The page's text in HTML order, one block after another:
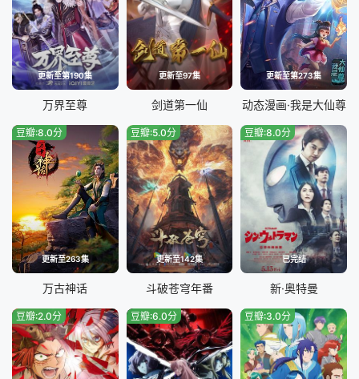
暂无观看影片的记录
更新至第190集
万界至尊
更新至97集
剑道第一仙
更新至第273集
动态漫画·我是大仙尊
更新至263集
豆瓣:8.0分
万古神话
更新至142集
豆瓣:5.0分
斗破苍穹年番
已完结
豆瓣:8.0分
新·奥特曼
豆瓣:2.0分 豆瓣:6.0分 豆瓣:3.0分